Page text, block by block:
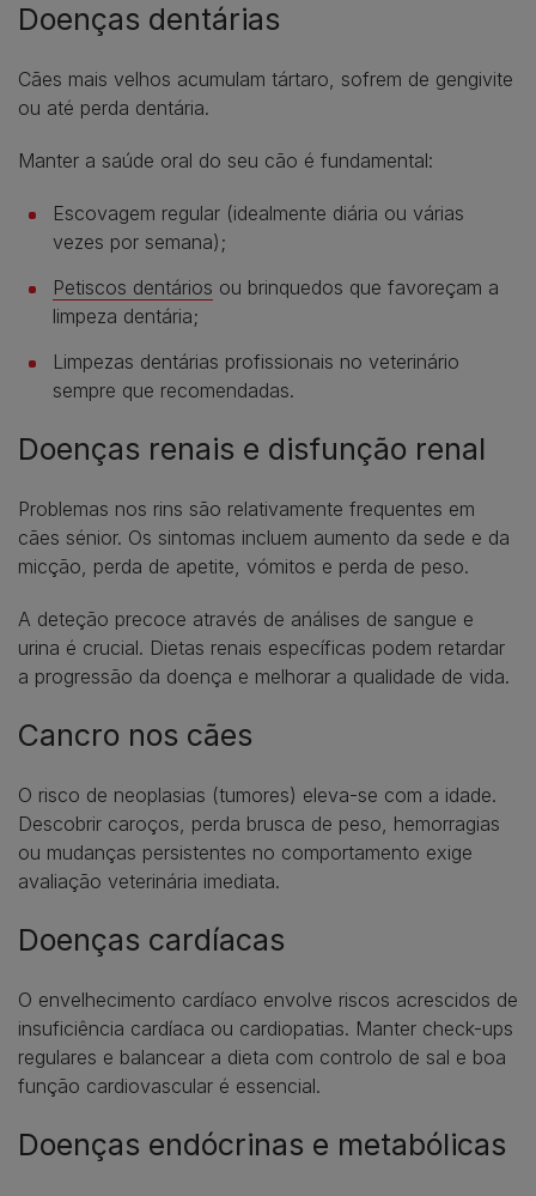
Doenças dentárias
Cães mais velhos acumulam tártaro, sofrem de gengivite
ou até perda dentária.
Manter a saúde oral do seu cão é fundamental:
Escovagem regular (idealmente diária ou várias
vezes por semana);
Petiscos dentários ou brinquedos que favoreçam a
limpeza dentária;
Limpezas dentárias profissionais no veterinário
sempre que recomendadas.
Doenças renais e disfunção renal
Problemas nos rins são relativamente frequentes em
cães sénior. Os sintomas incluem aumento da sede e da
micção, perda de apetite, vómitos e perda de peso.
A deteção precoce através de análises de sangue e
urina é crucial. Dietas renais específicas podem retardar
a progressão da doença e melhorar a qualidade de vida.
Cancro nos cães
O risco de neoplasias (tumores) eleva-se com a idade.
Descobrir caroços, perda brusca de peso, hemorragias
ou mudanças persistentes no comportamento exige
avaliação veterinária imediata.
Doenças cardíacas
O envelhecimento cardíaco envolve riscos acrescidos de
insuficiência cardíaca ou cardiopatias. Manter check-ups
regulares e balancear a dieta com controlo de sal e boa
função cardiovascular é essencial.
Doenças endócrinas e metabólicas